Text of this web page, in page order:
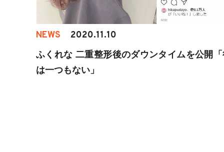
NEWS 2020.11.10
ふくれな 二重整形後のダウンタイムを公開
は一つもない」